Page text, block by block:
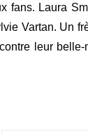
fans. Laura
Vartan. Un
leur